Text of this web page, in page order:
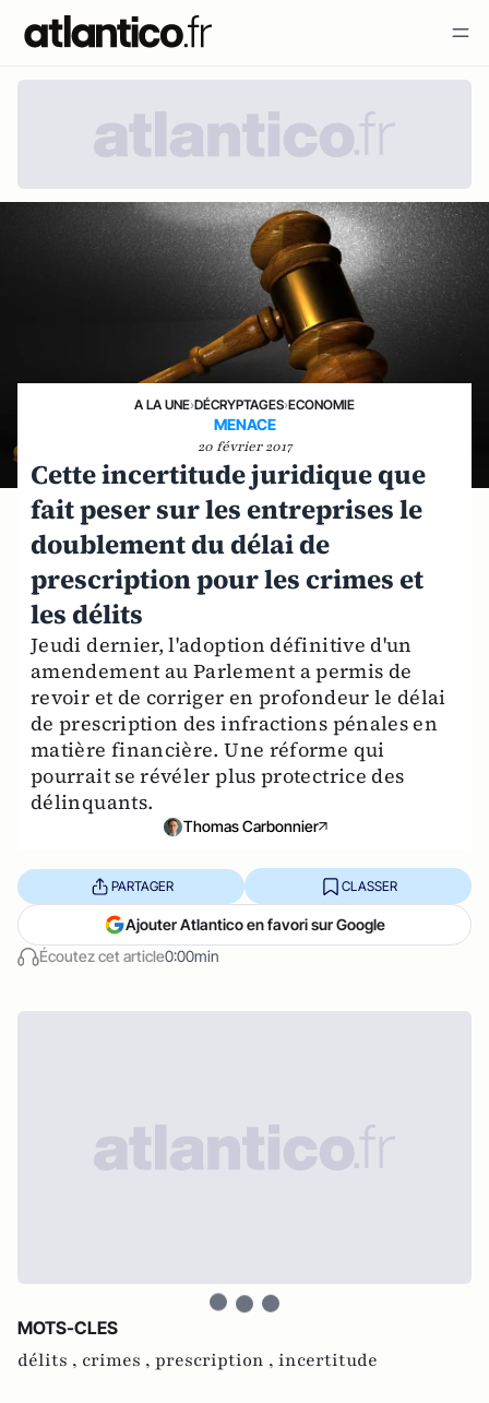
A LA UNE›DÉCRYPTAGES›ECONOMIE
MENACE
20 février 2017
Cette incertitude juridique que
fait peser sur les entreprises le
doublement du délai de
prescription pour les crimes et
les délits
Jeudi dernier, l'adoption définitive d'un
amendement au Parlement a permis de
revoir et de corriger en profondeur le délai
de prescription des infractions pénales en
matière financière. Une réforme qui
pourrait se révéler plus protectrice des
délinquants.
Thomas Carbonnier
Écoutez cet article0:00min
PARTAGER CLASSER
Ajouter Atlantico en favori sur Google
MOTS-CLES
délits , crimes , prescription , incertitude